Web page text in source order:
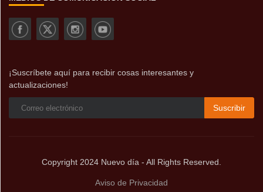
¡Suscríbete aquí para recibir cosas interesantes y
actualizaciones!
Suscribir
Copyright 2024 Nuevo día - All Rights Reserved.
Aviso de Privacidad